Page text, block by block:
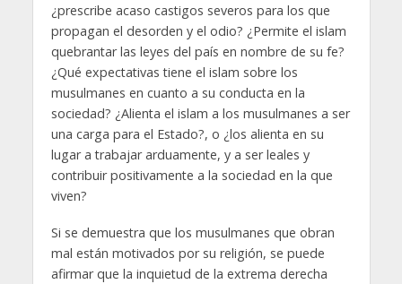
¿prescribe acaso castigos severos para los que
propagan el desorden y el odio? ¿Permite el islam
quebrantar las leyes del país en nombre de su fe?
¿Qué expectativas tiene el islam sobre los
musulmanes en cuanto a su conducta en la
sociedad? ¿Alienta el islam a los musulmanes a ser
una carga para el Estado?, o ¿los alienta en su
lugar a trabajar arduamente, y a ser leales y
contribuir positivamente a la sociedad en la que
viven?
Si se demuestra que los musulmanes que obran
mal están motivados por su religión, se puede
afirmar que la inquietud de la extrema derecha